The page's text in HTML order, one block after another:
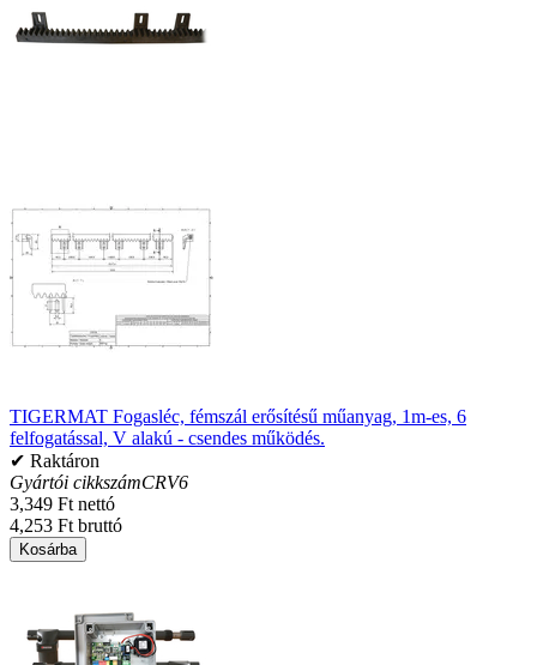
TIGERMAT Fogasléc, fémszál erősítésű műanyag, 1m-es, 6
felfogatással, V alakú - csendes működés.
✔ Raktáron
Gyártói cikkszámCRV6
3,349 Ft nettó
4,253 Ft bruttó
Kosárba